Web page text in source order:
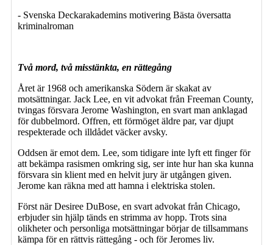
- Svenska Deckarakademins motivering Bästa översatta
kriminalroman
Två mord, två misstänkta, en rättegång
Året är 1968 och amerikanska Södern är skakat av
motsättningar. Jack Lee, en vit advokat från Freeman County,
tvingas försvara Jerome Washington, en svart man anklagad
för dubbelmord. Offren, ett förmöget äldre par, var djupt
respekterade och illdådet väcker avsky.
Oddsen är emot dem. Lee, som tidigare inte lyft ett finger för
att bekämpa rasismen omkring sig, ser inte hur han ska kunna
försvara sin klient med en helvit jury är utgången given.
Jerome kan räkna med att hamna i elektriska stolen.
Först när Desiree DuBose, en svart advokat från Chicago,
erbjuder sin hjälp tänds en strimma av hopp. Trots sina
olikheter och personliga motsättningar börjar de tillsammans
kämpa för en rättvis rättegång - och för Jeromes liv.